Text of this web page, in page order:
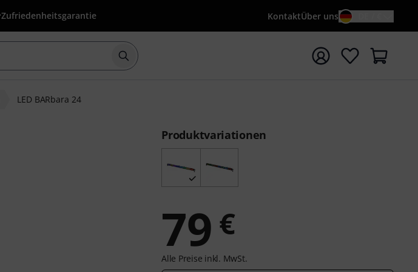
Zufriedenheitsgarantie KontaktÜber uns
Suche mit Suchwort {searchTerm} starten
LED BARbara 24
Produktvariationen
79 €
Alle Preise inkl. MwSt.